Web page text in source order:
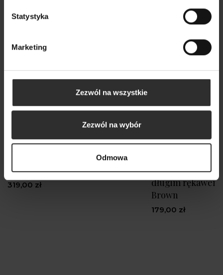
Statystyka
Marketing
Zezwól na wszystkie
Zezwól na wybór
Odmowa
Sukienka Salwia Black
319,00 zł
Brązowa
długim rękawem
Brown
179,00 zł